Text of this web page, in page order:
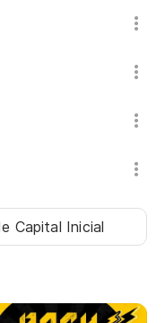
Capital Inicial